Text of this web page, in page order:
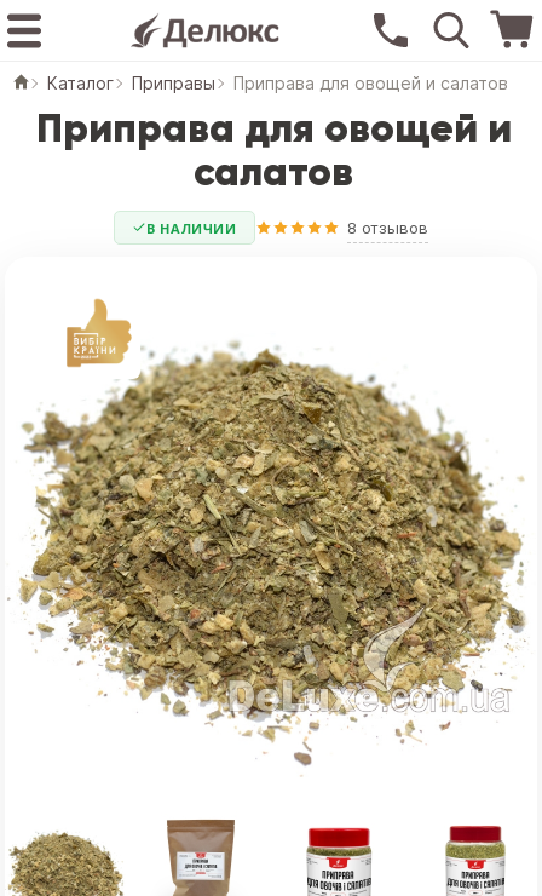
Каталог Приправы Приправа для овощей и салатов
Приправа для овощей и
салатов
В НАЛИЧИИ 8 отзывов